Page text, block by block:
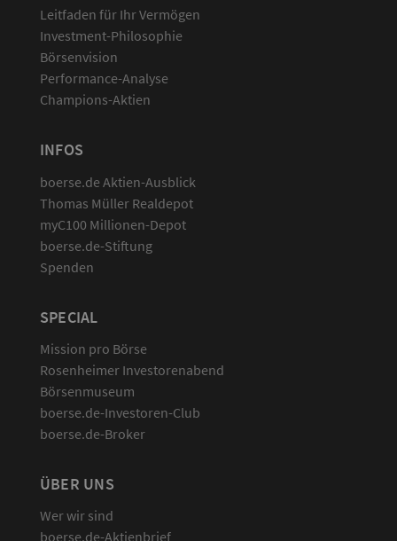
Leitfaden für Ihr Vermögen
Investment-Philosophie
Börsenvision
Performance-Analyse
Champions-Aktien
INFOS
boerse.de Aktien-Ausblick
Thomas Müller Realdepot
myC100 Millionen-Depot
boerse.de-Stiftung
Spenden
SPECIAL
Mission pro Börse
Rosenheimer Investorenabend
Börsenmuseum
boerse.de-Investoren-Club
boerse.de-Broker
ÜBER UNS
Wer wir sind